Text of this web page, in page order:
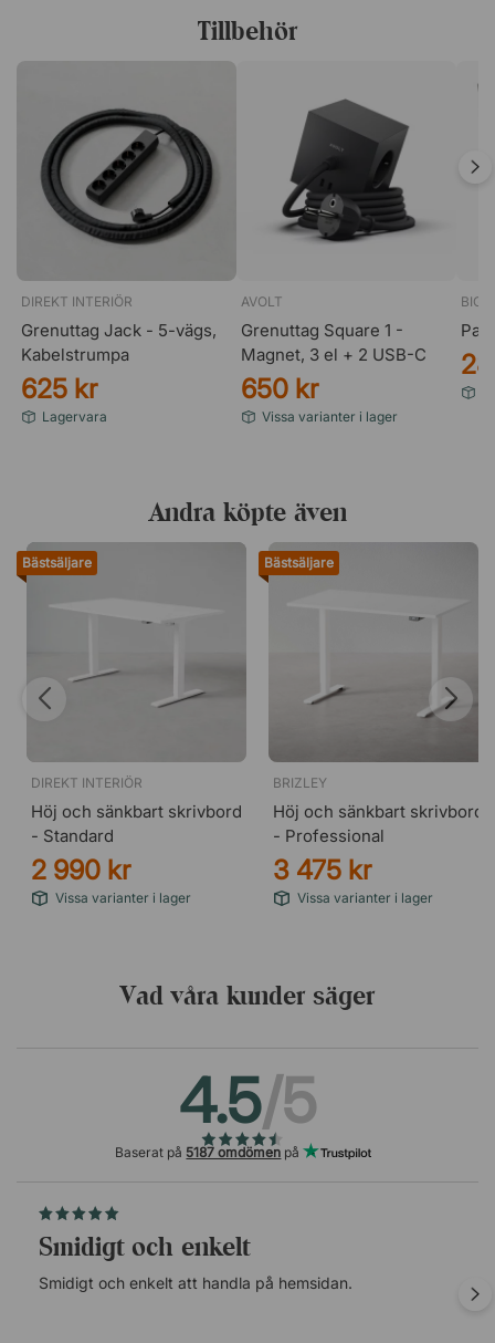
Tillbehör
DIREKT INTERIÖR
Grenuttag Jack - 5-vägs,
Kabelstrumpa
625 kr
Lagervara
AVOLT
Grenuttag Square 1 -
Magnet, 3 el + 2 USB-C
650 kr
Vissa varianter i lager
Andra köpte även
Bästsäljare
DIREKT INTERIÖR
Höj och sänkbart skrivbord
- Standard
2 990 kr
Vissa varianter i lager
Bästsäljare
BRIZLEY
Höj och sänkbart skrivbord
- Professional
3 475 kr
Vissa varianter i lager
Vad våra kunder säger
4.5/5
Baserat på 5187 omdömen på
Smidigt och enkelt
Smidigt och enkelt att handla på hemsidan.